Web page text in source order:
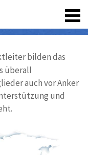
bilden das
überall
auch vor Anker
und